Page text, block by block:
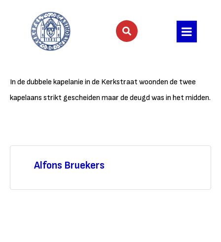
In de dubbele kapelanie in de Kerkstraat woonden de twee
kapelaans strikt gescheiden maar de deugd was in het midden.
Alfons Bruekers